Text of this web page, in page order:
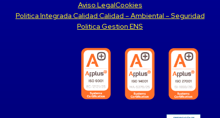
Aviso LegalCookies
Politica Integrada Calidad Calidad – Ambiental – Seguridad
Politica Gestion ENS